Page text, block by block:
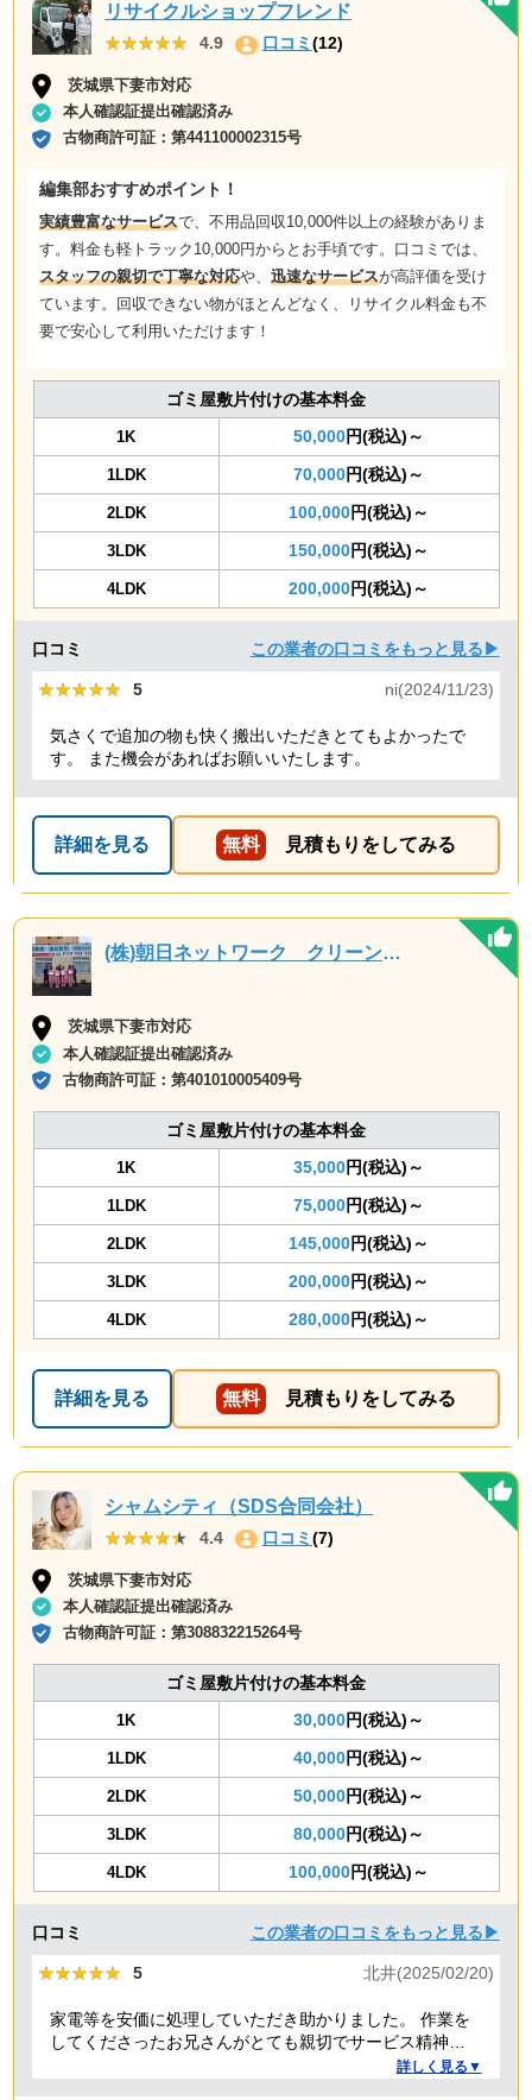
リサイクルショップフレンド
★★★★★
★★★★★ 4.9 口コミ(12)
茨城県下妻市対応
本人確認証提出確認済み
古物商許可証：第441100002315号
編集部おすすめポイント！
実績豊富なサービスで、不用品回収10,000件以上の経験がありま
す。料金も軽トラック10,000円からとお手頃です。口コミでは、
スタッフの親切で丁寧な対応や、 迅速なサービスが高評価を受け
ています。回収できない物がほとんどなく、リサイクル料金も不
要で安心して利用いただけます！
ゴミ屋敷片付けの基本料金
1K 50,000円(税込)～
1LDK 70,000円(税込)～
2LDK 100,000円(税込)～
3LDK 150,000円(税込)～
4LDK 200,000円(税込)～
口コミ この業者の口コミをもっと見る▶
★★★★★
★★★★★ 5 ni(2024/11/23)
気さくで追加の物も快く搬出いただきとてもよかったで
す。 また機会があればお願いいたします。
詳細を見る 無料 見積もりをしてみる
(株)朝日ネットワーク クリーン事業部
茨城県下妻市対応
本人確認証提出確認済み
古物商許可証：第401010005409号
ゴミ屋敷片付けの基本料金
1K 35,000円(税込)～
1LDK 75,000円(税込)～
2LDK 145,000円(税込)～
3LDK 200,000円(税込)～
4LDK 280,000円(税込)～
詳細を見る 無料 見積もりをしてみる
シャムシティ（SDS合同会社）
★★★★★
★★★★★ 4.4 口コミ (7)
茨城県下妻市対応
本人確認証提出確認済み
古物商許可証：第308832215264号
ゴミ屋敷片付けの基本料金
1K 30,000円(税込)～
1LDK 40,000円(税込)～
2LDK 50,000円(税込)～
3LDK 80,000円(税込)～
4LDK 100,000円(税込)～
口コミ この業者の口コミをもっと見る▶
★★★★★
★★★★★ 5 北井(2025/02/20)
家電等を安価に処理していただき助かりました。 作業を
してくださったお兄さんがとても親切でサービス精神溢
詳しく見る▼